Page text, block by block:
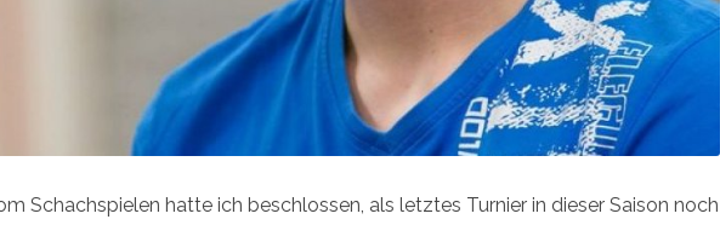
Schachspielen hatte ich beschlossen, als letztes Turnier in dieser Saison noch